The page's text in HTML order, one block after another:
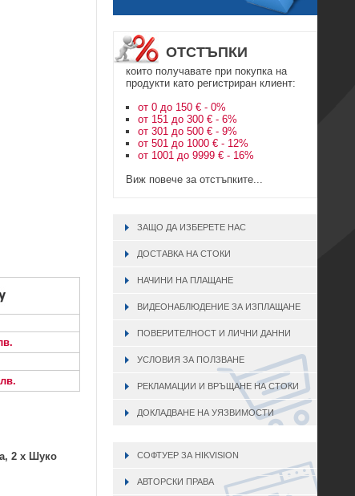
2 x Шуко
ОТСТЪПКИ
които получавате при покупка на
продукти като регистриран клиент:
от 0 до 150 € - 0%
от 151 до 300 € - 6%
от 301 до 500 € - 9%
от 501 до 1000 € - 12%
от 1001 до 9999 € - 16%
Виж повече за отстъпките...
ЗАЩО ДА ИЗБЕРЕТЕ НАС
ДОСТАВКА НА СТОКИ
НАЧИНИ НА ПЛАЩАНЕ
ВИДЕОНАБЛЮДЕНИЕ ЗА ИЗПЛАЩАНЕ
ПОВЕРИТЕЛНОСТ И ЛИЧНИ ДАННИ
УСЛОВИЯ ЗА ПОЛЗВАНЕ
РЕКЛАМАЦИИ И ВРЪЩАНЕ НА СТОКИ
ДОКЛАДВАНЕ НА УЯЗВИМОСТИ
СОФТУЕР ЗА HIKVISION
АВТОРСКИ ПРАВА